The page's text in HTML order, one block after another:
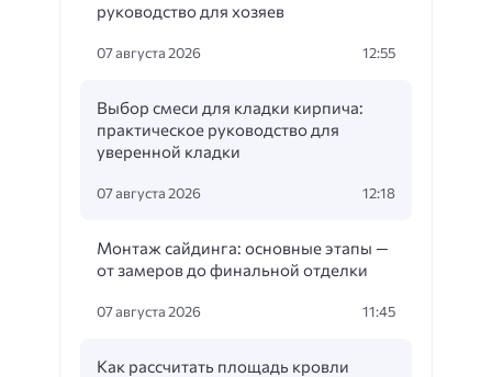
руководство для хозяев
07 августа 2026 12:55
Выбор смеси для кладки кирпича:
практическое руководство для
уверенной кладки
07 августа 2026 12:18
Монтаж сайдинга: основные этапы —
от замеров до финальной отделки
07 августа 2026 11:45
Как рассчитать площадь кровли